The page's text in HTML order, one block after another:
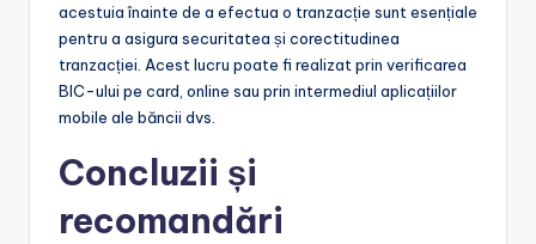
acestuia înainte de a efectua o tranzacție sunt esențiale
pentru a asigura securitatea și corectitudinea
tranzacției. Acest lucru poate fi realizat prin verificarea
BIC-ului pe card, online sau prin intermediul aplicațiilor
mobile ale băncii dvs.
Concluzii și
recomandări